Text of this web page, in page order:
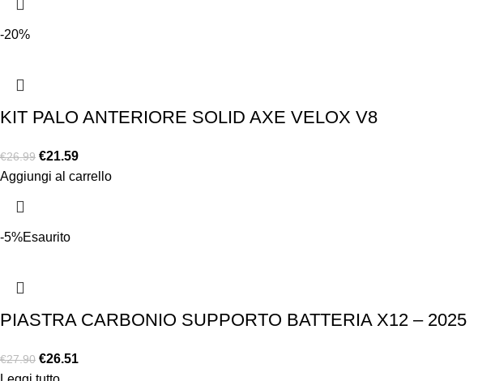
-20%
KIT PALO ANTERIORE SOLID AXE VELOX V8
€26.99 €21.59
Aggiungi al carrello
-5%Esaurito
PIASTRA CARBONIO SUPPORTO BATTERIA X12 – 2025
€27.90 €26.51